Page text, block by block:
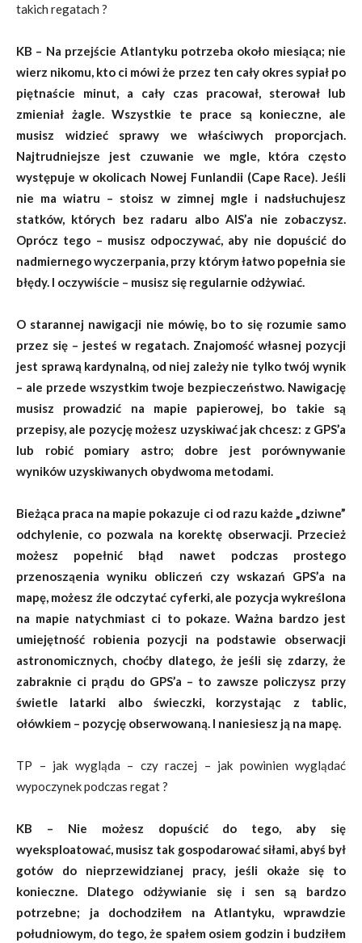
takich regatach ?
KB – Na przejście Atlantyku potrzeba około miesiąca; nie
wierz nikomu, kto ci mówi że przez ten cały okres sypiał po
piętnaście minut, a cały czas pracował, sterował lub
zmieniał żagle. Wszystkie te prace są konieczne, ale
musisz widzieć sprawy we właściwych proporcjach.
Najtrudniejsze jest czuwanie we mgle, która często
występuje w okolicach Nowej Funlandii (Cape Race). Jeśli
nie ma wiatru – stoisz w zimnej mgle i nadsłuchujesz
statków, których bez radaru albo AIS’a nie zobaczysz.
Oprócz tego – musisz odpoczywać, aby nie dopuścić do
nadmiernego wyczerpania, przy którym łatwo popełnia sie
błędy. I oczywiście – musisz się regularnie odżywiać.
O starannej nawigacji nie mówię, bo to się rozumie samo
przez się – jesteś w regatach. Znajomość własnej pozycji
jest sprawą kardynalną, od niej zależy nie tylko twój wynik
– ale przede wszystkim twoje bezpieczeństwo. Nawigację
musisz prowadzić na mapie papierowej, bo takie są
przepisy, ale pozycję możesz uzyskiwać jak chcesz: z GPS’a
lub robić pomiary astro; dobre jest porównywanie
wyników uzyskiwanych obydwoma metodami.
Bieżąca praca na mapie pokazuje ci od razu każde „dziwne”
odchylenie, co pozwala na korektę obserwacji. Przecież
możesz popełnić błąd nawet podczas prostego
przenosząenia wyniku obliczeń czy wskazań GPS’a na
mapę, możesz źle odczytać cyferki, ale pozycja wykreślona
na mapie natychmiast ci to pokaze. Ważna bardzo jest
umiejętność robienia pozycji na podstawie obserwacji
astronomicznych, choćby dlatego, że jeśli się zdarzy, że
zabraknie ci prądu do GPS’a – to zawsze policzysz przy
świetle latarki albo świeczki, korzystając z tablic,
ołówkiem – pozycję obserwowaną. I naniesiesz ją na mapę.
TP – jak wygląda – czy raczej – jak powinien wyglądać
wypoczynek podczas regat ?
KB – Nie możesz dopuścić do tego, aby się
wyeksploatować, musisz tak gospodarować siłami, abyś był
gotów do nieprzewidzianej pracy, jeśli okaże się to
konieczne. Dlatego odżywianie się i sen są bardzo
potrzebne; ja dochodziłem na Atlantyku, wprawdzie
południowym, do tego, że spałem osiem godzin i budziłem